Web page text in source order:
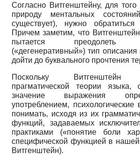
Согласно Витгенштейну, для того
природу ментальных
существует), нужно
Причем заметим, что
пытается преодолеть
(«дегенеративный») тип
дойти до буквального прочтения
Поскольку Витгенштейн
прагматической теории языка,
значение выражения
употреблением,
понимать, исходя из их
функций, задаваемых
практиками («понятие боли
специфической функцией в
Витгенштейн).